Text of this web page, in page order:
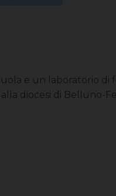
e un laboratorio
alla diocesi di Belluno-